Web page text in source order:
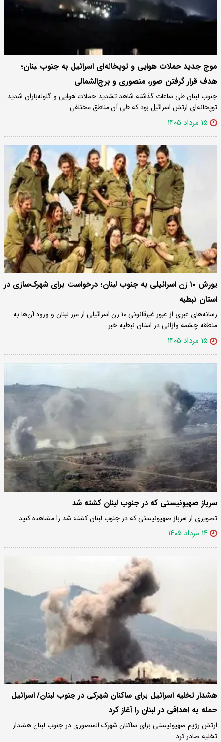
موج جدید حملات هوایی و توپخانه‌ای اسرائیل به جنوب لبنان؛
هدف قرار گرفتن صور، منصوری و برج‌الشمالی
جنوب لبنان طی ساعات گذشته شاهد تشدید حملات هوایی و گلوله‌باران شدید
توپخانه‌ای ارتش اسرائیل بود که طی آن مناطق مختلفی…
۱۵ مرداد ۱۴۰۵
یورش ۱۰ زن اسرائیلی به جنوب لبنان؛ درخواست برای شهرک‌سازی در
استان نبطیه
رسانه‌های عبری از عبور غیرقانونی ۱۰ زن اسرائیلی از مرز لبنان و ورود آن‌ها به
منطقه چشمه وازانی در استان نبطیه خبر…
۱۵ مرداد ۱۴۰۵
سرباز صهیونیستی که در جنوب لبنان کشته شد
تصویری از سرباز صهیونیستی که در جنوب لبنان کشته شد را مشاهده کنید.
۱۴ مرداد ۱۴۰۵
هشدار تخلیه اسرائیل برای ساکنان شهرکی در جنوب لبنان/ اسرائیل
حمله به اهدافی در لبنان را آغاز کرد
ارتش رژیم صهیونیستی برای ساکنان شهرک المنصوری در جنوب لبنان هشدار
تخلیه صادر کرد.